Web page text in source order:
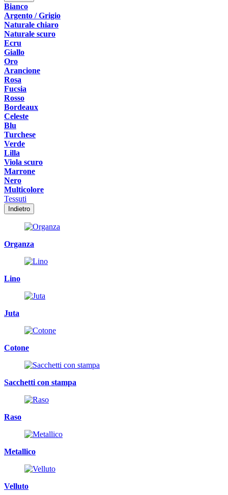
Bianco
Argento / Grigio
Naturale chiaro
Naturale scuro
Ecru
Giallo
Oro
Arancione
Rosa
Fucsia
Rosso
Bordeaux
Celeste
Blu
Turchese
Verde
Lilla
Viola scuro
Marrone
Nero
Multicolore
Tessuti
Indietro
Organza
Lino
Juta
Cotone
Sacchetti con stampa
Raso
Metallico
Velluto